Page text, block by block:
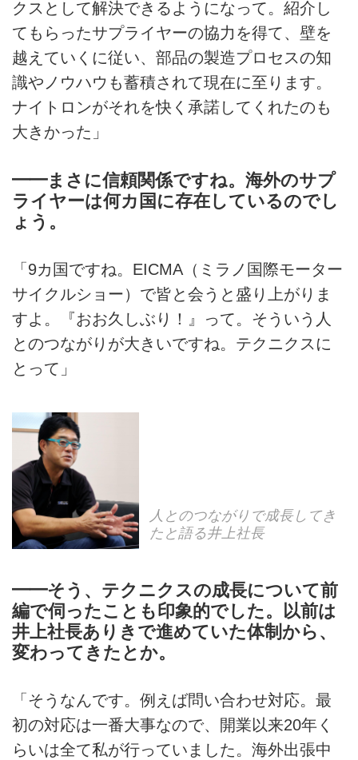
クスとして解決できるようになって。紹介し
てもらったサプライヤーの協力を得て、壁を
越えていくに従い、部品の製造プロセスの知
識やノウハウも蓄積されて現在に至ります。
ナイトロンがそれを快く承諾してくれたのも
大きかった」
━━まさに信頼関係ですね。海外のサプ
ライヤーは何カ国に存在しているのでし
ょう。
「9カ国ですね。EICMA（ミラノ国際モーター
サイクルショー）で皆と会うと盛り上がりま
すよ。『おお久しぶり！』って。そういう人
とのつながりが大きいですね。テクニクスに
とって」
人とのつながりで成長してき
たと語る井上社長
━━そう、テクニクスの成長について前
編で伺ったことも印象的でした。以前は
井上社長ありきで進めていた体制から、
変わってきたとか。
「そうなんです。例えば問い合わせ対応。最
初の対応は一番大事なので、開業以来20年く
らいは全て私が行っていました。海外出張中